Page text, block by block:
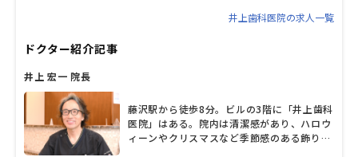
井上歯科医院の求人一覧
ドクター紹介記事
井上 宏一 院長
藤沢駅から徒歩8分。ビルの3階に「井上歯科
医院」はある。院内は清潔感があり、ハロウ
ィーンやクリスマスなど季節感のある飾りつ